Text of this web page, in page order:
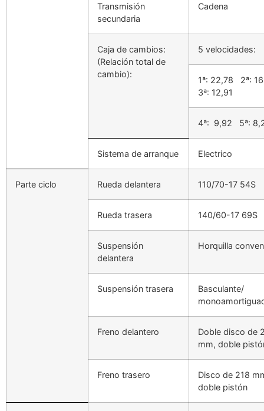
Transmisión
secundaria
Cadena
Caja de cambios:
(Relación total de
cambio):
5 velocidades:
1ª: 22,78
2ª:
3ª: 12,91
4ª: 9,92 5ª:
Sistema de arranque Electrico
Parte ciclo Rueda delantera 110/70-17 54S
Rueda trasera 140/60-17 69S
Suspensión
delantera
Horquilla
Suspensión trasera
Basculante/
Freno delantero
Doble disco de
mm, doble
Freno trasero
Disco de 218
doble pistón